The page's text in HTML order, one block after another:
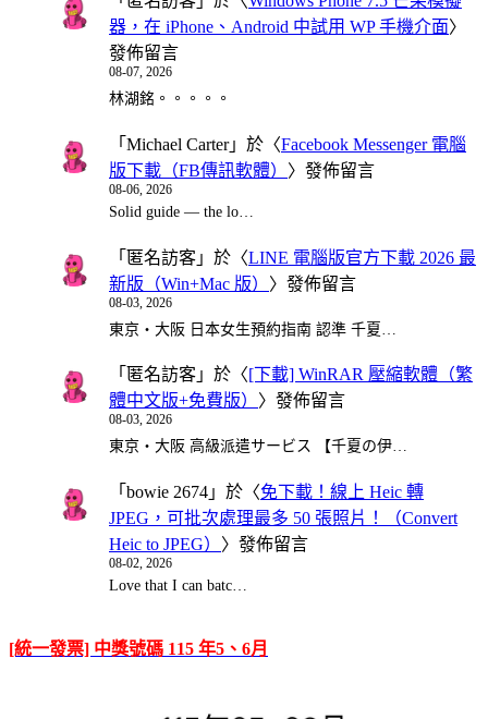
器，在 iPhone、Android 中試用 WP 手機介面〉
發佈留言
08-07, 2026
林湖銘。。。。。
「 Michael Carter」於〈Facebook Messenger 電腦
版下載（FB傳訊軟體） 〉發佈留言
08-06, 2026
Solid guide — the lo…
「 匿名訪客 」於〈LINE 電腦版官方下載 2026 最
新版（Win+Mac 版） 〉發佈留言
08-03, 2026
東京・大阪 日本女生預約指南 認準 千夏…
「 匿名訪客 」於〈[下載] WinRAR 壓縮軟體（繁
體中文版+免費版） 〉發佈留言
08-03, 2026
東京・大阪 高級派遣サービス 【千夏の伊…
「 bowie 2674 」於〈免下載！線上 Heic 轉
JPEG，可批次處理最多 50 張照片！（Convert
Heic to JPEG） 〉發佈留言
08-02, 2026
Love that I can batc…
[統一發票] 中獎號碼 115 年5、6月